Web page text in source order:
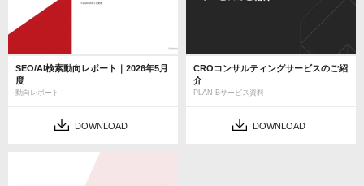
SEO/AI検索動向レポート｜2026年5月
度
動向レポート
DOWNLOAD
CROコンサルティングサービスのご紹
介
PLAN-Bサービス資料
DOWNLOAD